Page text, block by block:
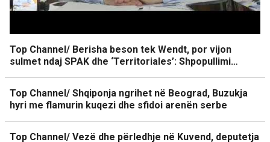
Top Channel/ Berisha beson tek Wendt, por vijon
sulmet ndaj SPAK dhe ‘Territoriales’: Shpopullimi…
Top Channel/ Shqiponja ngrihet në Beograd, Buzukja
hyri me flamurin kuqezi dhe sfidoi arenën serbe
Top Channel/ Vezë dhe përledhje në Kuvend, deputetja